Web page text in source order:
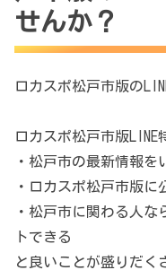
せんか？
ロカスポ松戸市版の
ロカスポ松戸市版LINE
・松戸市の最新情報を
・ロカスポ松戸市版に
・松戸市に関わる人な
トできる
と良いことが盛りだく